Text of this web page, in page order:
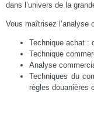
dans l’univers de la
Vous maîtrisez l’analyse
Technique achat :
Technique
Analyse
Techniques du
règles douanières